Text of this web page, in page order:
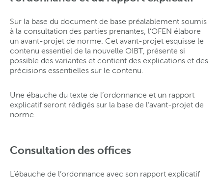
Sur la base du document de base préalablement soumis
à la consultation des parties prenantes, l’OFEN élabore
un avant-projet de norme. Cet avant-projet esquisse le
contenu essentiel de la nouvelle OIBT, présente si
possible des variantes et contient des explications et des
précisions essentielles sur le contenu.
Une ébauche du texte de l’ordonnance et un rapport
explicatif seront rédigés sur la base de l’avant-projet de
norme.
Consultation des offices
L’ébauche de l’ordonnance avec son rapport explicatif